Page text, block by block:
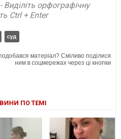
орфографічну
Ctrl + Enter
суд
матеріал? Сміливо поділися
ним в соцмережах через ці кнопки
ПО ТЕМІ